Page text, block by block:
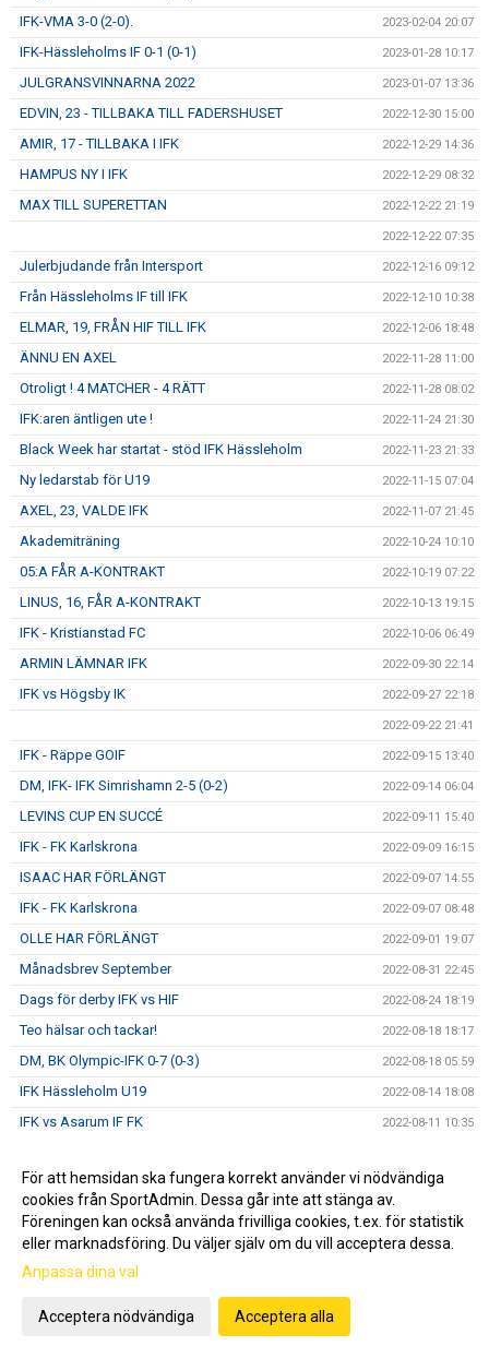
IFK-VMA 3-0 (2-0). 2023-02-04 20:07
IFK-Hässleholms IF 0-1 (0-1) 2023-01-28 10:17
JULGRANSVINNARNA 2022 2023-01-07 13:36
EDVIN, 23 - TILLBAKA TILL FADERSHUSET 2022-12-30 15:00
AMIR, 17 - TILLBAKA I IFK 2022-12-29 14:36
HAMPUS NY I IFK 2022-12-29 08:32
MAX TILL SUPERETTAN 2022-12-22 21:19
2022-12-22 07:35
Julerbjudande från Intersport 2022-12-16 09:12
Från Hässleholms IF till IFK 2022-12-10 10:38
ELMAR, 19, FRÅN HIF TILL IFK 2022-12-06 18:48
ÄNNU EN AXEL 2022-11-28 11:00
Otroligt ! 4 MATCHER - 4 RÄTT 2022-11-28 08:02
IFK:aren äntligen ute ! 2022-11-24 21:30
Black Week har startat - stöd IFK Hässleholm 2022-11-23 21:33
Ny ledarstab för U19 2022-11-15 07:04
AXEL, 23, VALDE IFK 2022-11-07 21:45
Akademiträning 2022-10-24 10:10
05:A FÅR A-KONTRAKT 2022-10-19 07:22
LINUS, 16, FÅR A-KONTRAKT 2022-10-13 19:15
IFK - Kristianstad FC 2022-10-06 06:49
ARMIN LÄMNAR IFK 2022-09-30 22:14
IFK vs Högsby IK 2022-09-27 22:18
2022-09-22 21:41
IFK - Räppe GOIF 2022-09-15 13:40
DM, IFK- IFK Simrishamn 2-5 (0-2) 2022-09-14 06:04
LEVINS CUP EN SUCCÉ 2022-09-11 15:40
IFK - FK Karlskrona 2022-09-09 16:15
ISAAC HAR FÖRLÄNGT 2022-09-07 14:55
IFK - FK Karlskrona 2022-09-07 08:48
OLLE HAR FÖRLÄNGT 2022-09-01 19:07
Månadsbrev September 2022-08-31 22:45
Dags för derby IFK vs HIF 2022-08-24 18:19
Teo hälsar och tackar! 2022-08-18 18:17
DM, BK Olympic-IFK 0-7 (0-3) 2022-08-18 05:59
IFK Hässleholm U19 2022-08-14 18:08
IFK vs Asarum IF FK 2022-08-11 10:35
Månadsbrev Augusti 2022-08-02 11:02
ORAJÄRVI HAR FÖRLÄNGT 2022-07-27 22:07
30 år i Gothia Cup 2022-07-24 09:59
Åttondelen Gothia Cup
För att hemsidan ska fungera korrekt använder vi nödvändiga
cookies från SportAdmin. Dessa går inte att stänga av.
Föreningen kan också använda frivilliga cookies, t.ex. för statistik
eller marknadsföring. Du väljer själv om du vill acceptera dessa.
Anpassa dina val
Acceptera nödvändiga Acceptera alla